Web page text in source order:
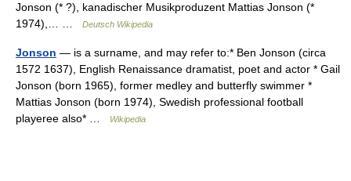
Jonson (* ?), kanadischer Musikproduzent Mattias Jonson (*
1974),… …
Deutsch Wikipedia
Jonson — is a surname, and may refer to:* Ben Jonson (circa
1572 1637), English Renaissance dramatist, poet and actor * Gail
Jonson (born 1965), former medley and butterfly swimmer *
Mattias Jonson (born 1974), Swedish professional football
playeree also* …
Wikipedia